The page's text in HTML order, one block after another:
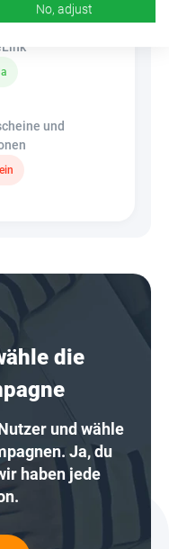
und
die
und wähle
Ja, du
haben jede
No, adjust